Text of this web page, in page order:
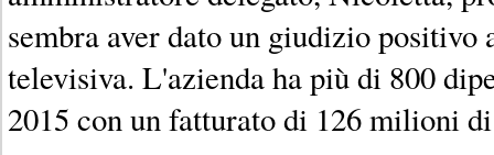
sembra aver dato un giudizio
televisiva. L'azienda ha più di 800
2015 con un fatturato di 126 milioni